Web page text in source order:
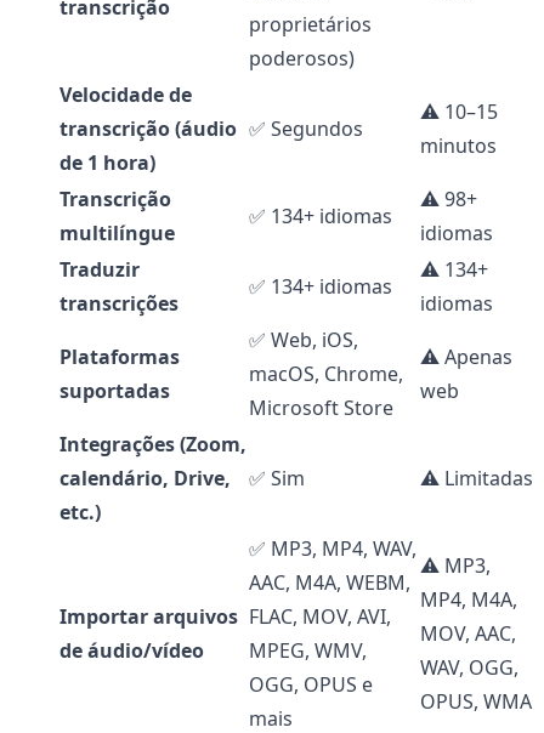
transcrição
proprietários
poderosos)
Velocidade de
transcrição (áudio
de 1 hora)
✅ Segundos
⚠️ 10–15
minutos
Transcrição
multilíngue
✅ 134+ idiomas
⚠️ 98+
idiomas
Traduzir
transcrições
✅ 134+ idiomas
⚠️ 134+
idiomas
Plataformas
suportadas
✅ Web, iOS,
macOS, Chrome,
Microsoft Store
⚠️ Apenas
web
Integrações (Zoom,
calendário, Drive,
etc.)
✅ Sim ⚠️ Limitadas
Importar arquivos
de áudio/vídeo
✅ MP3, MP4, WAV,
AAC, M4A, WEBM,
FLAC, MOV, AVI,
MPEG, WMV,
OGG, OPUS e
mais
⚠️ MP3,
MP4, M4A,
MOV, AAC,
WAV, OGG,
OPUS, WMA